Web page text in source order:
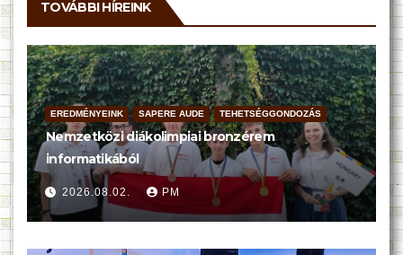
TOVÁBBI HÍREINK
EREDMÉNYEINK SAPERE AUDE TEHETSÉGGONDOZÁS
Nemzetközi diákolimpiai bronzérem
informatikából
2026.08.02. PM